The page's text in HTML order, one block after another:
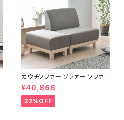
カウチソファー ソファー ソファ
オットマン 1.5人掛 け新生活 一
人暮らし 完成品
¥40,868
32%OFF